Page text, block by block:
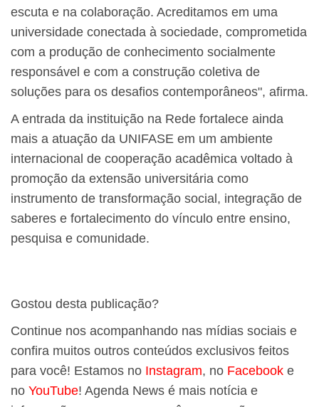
escuta e na colaboração. Acreditamos em uma
universidade conectada à sociedade, comprometida
com a produção de conhecimento socialmente
responsável e com a construção coletiva de
soluções para os desafios contemporâneos", afirma.
A entrada da instituição na Rede fortalece ainda
mais a atuação da UNIFASE em um ambiente
internacional de cooperação acadêmica voltado à
promoção da extensão universitária como
instrumento de transformação social, integração de
saberes e fortalecimento do vínculo entre ensino,
pesquisa e comunidade.
Gostou desta publicação?
Continue nos acompanhando nas mídias sociais e
confira muitos outros conteúdos exclusivos feitos
para você! Estamos no Instagram, no Facebook e
no YouTube! Agenda News é mais notícia e